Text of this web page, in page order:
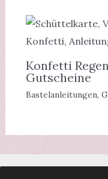
Konfetti
Gutscheine
Bastelanleitungen,